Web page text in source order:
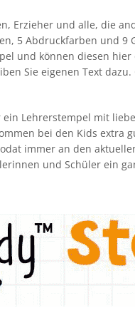
Erzieher und alle, die
5 Abdruckfarben und 9
und können diesen
Sie eigenen Text
Lehrerstempel mit
bei den Kids extra
immer an den
und Schüler ein